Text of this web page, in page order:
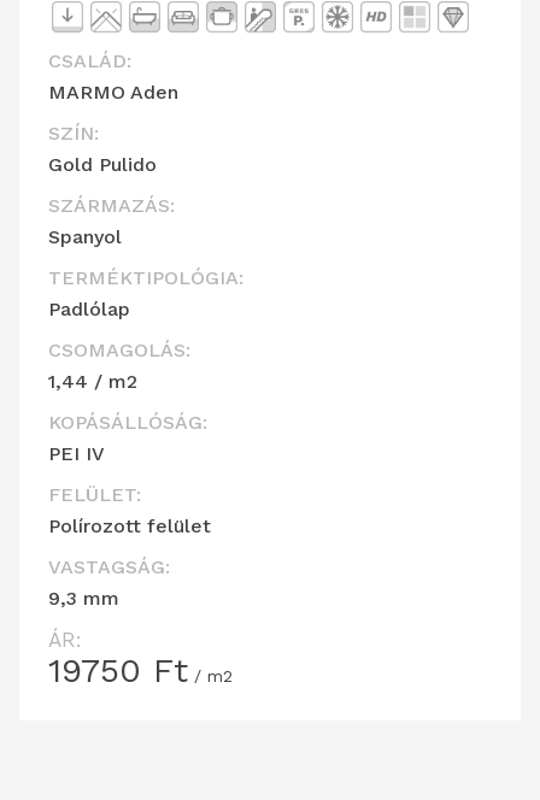
CSALÁD:
MARMO Aden
SZÍN:
Gold Pulido
SZÁRMAZÁS:
Spanyol
TERMÉKTIPOLÓGIA:
Padlólap
CSOMAGOLÁS:
1,44 / m2
KOPÁSÁLLÓSÁG:
PEI IV
FELÜLET:
Polírozott felület
VASTAGSÁG:
9,3 mm
ÁR:
19750 Ft / m2